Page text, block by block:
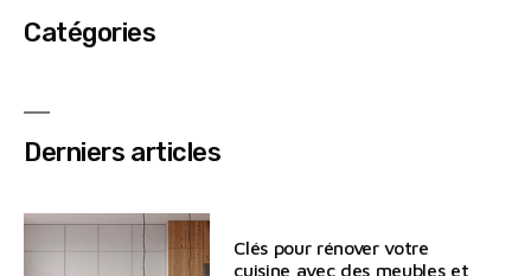
Catégories
Derniers articles
Clés pour rénover votre
cuisine avec des meubles et